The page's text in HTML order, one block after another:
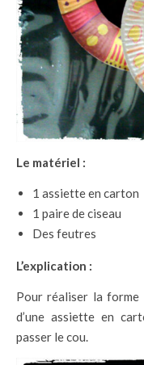
Le matériel :
1 assiette en carton
1 paire de ciseau
Des feutres
L’explication :
Pour réaliser la forme
d’une assiette en
passer le cou.